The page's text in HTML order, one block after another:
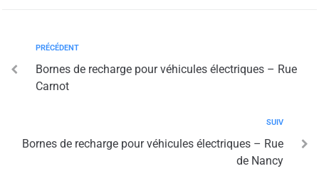
PRÉCÉDENT
Bornes de recharge pour véhicules électriques – Rue
Carnot
SUIV
Bornes de recharge pour véhicules électriques – Rue
de Nancy